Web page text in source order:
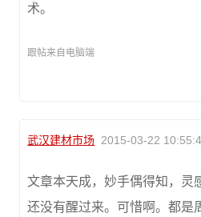
术。
跟帖来自电脑端
武汉建材市场 2015-03-22
文章本天成，妙手偶得知，灵
还没有醒过来。可惜啊。都是